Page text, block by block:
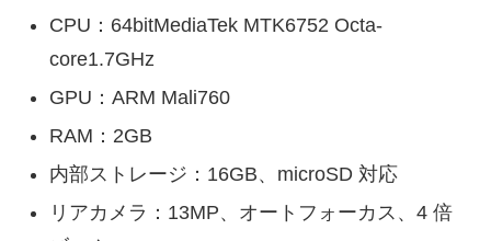
CPU：64bitMediaTek MTK6752 Octa-
core1.7GHz
GPU：ARM Mali760
RAM：2GB
内部ストレージ：16GB、microSD 対応
リアカメラ：13MP、オートフォーカス、4 倍